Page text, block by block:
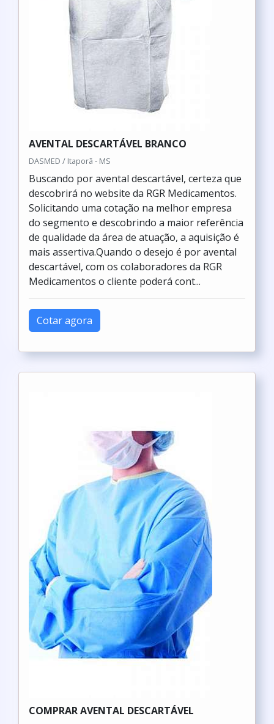
AVENTAL DESCARTÁVEL BRANCO
DASMED / Itaporã - MS
Buscando por avental descartável, certeza que
descobrirá no website da RGR Medicamentos.
Solicitando uma cotação na melhor empresa
do segmento e descobrindo a maior referência
de qualidade da área de atuação, a aquisição é
mais assertiva.Quando o desejo é por avental
descartável, com os colaboradores da RGR
Medicamentos o cliente poderá cont...
Cotar agora
COMPRAR AVENTAL DESCARTÁVEL